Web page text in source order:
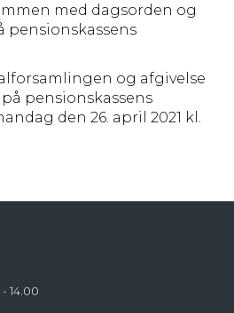
med dagsorden og
og afgivelse
pensionskassens
den 26. april 2021 kl.
14.00